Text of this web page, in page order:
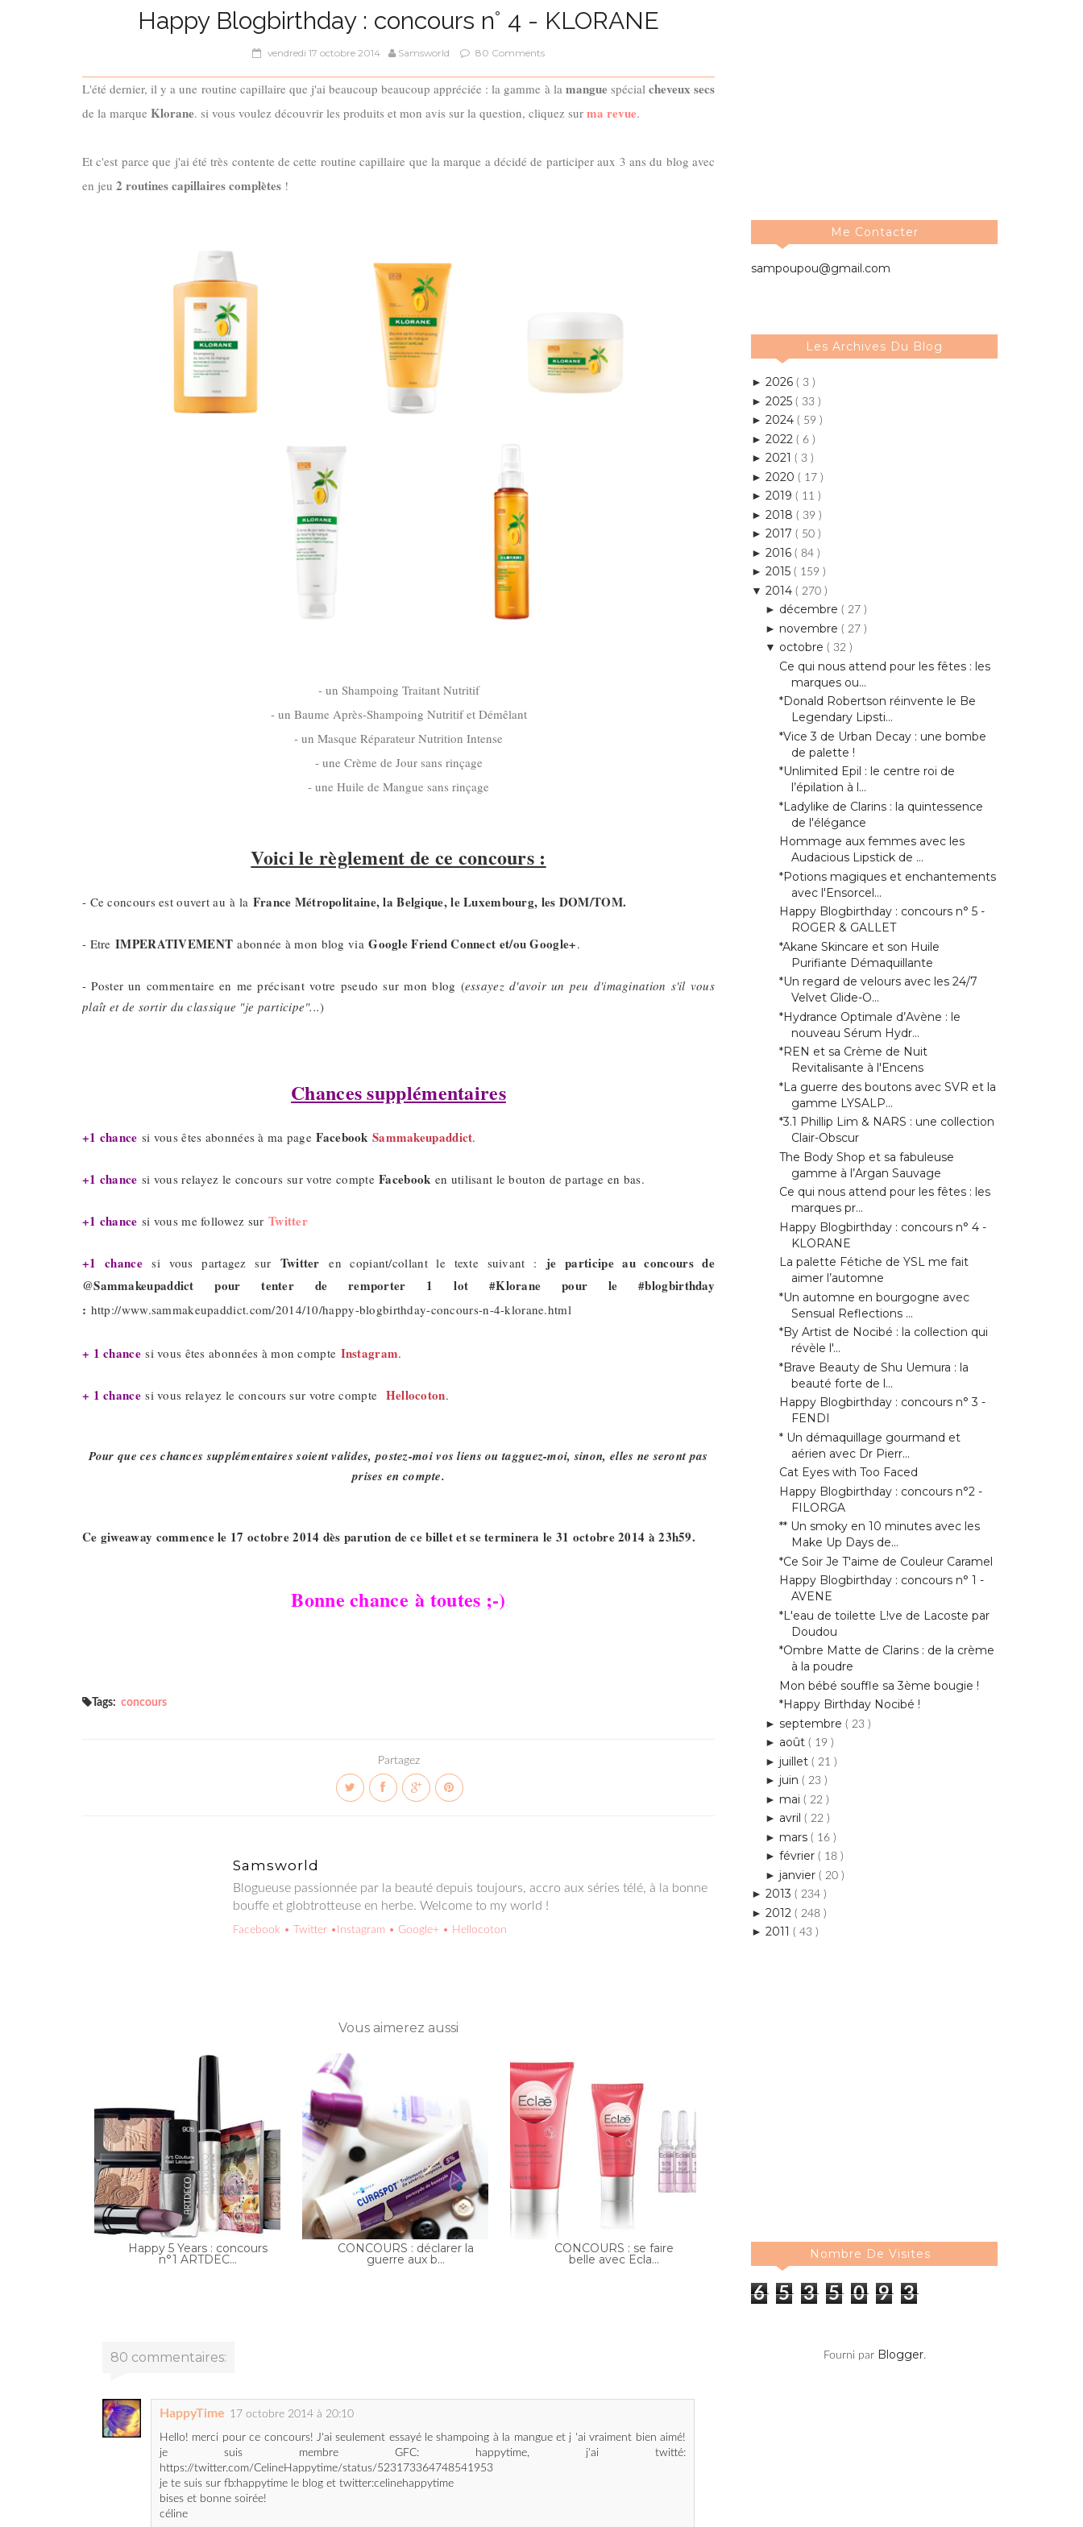
Happy Blogbirthday : concours n° 4 - KLORANE
vendredi 17 octobre 2014 Samsworld 80 Comments
L'été dernier, il y a une routine capillaire que j'ai beaucoup beaucoup appréciée : la gamme à lamangue spécial cheveux secs
de la marque Klorane. si vous voulez découvrir les produits et mon avis sur la question, cliquez sur ma revue.
Et c'est parce que j'ai été très contente de cette routine capillaire que la marque a décidé de participer aux 3 ans du blog avec
en jeu 2 routines capillaires complètes !
- un Shampoing Traitant Nutritif
- un Baume Après-Shampoing Nutritif et Démêlant
- un Masque Réparateur Nutrition Intense
- une Crème de Jour sans rinçage
- une Huile de Mangue sans rinçage
Voici le règlement de ce concours :
- Ce concours est ouvert au à la France Métropolitaine, la Belgique, le Luxembourg, les DOM/TOM.
- EtreIMPERATIVEMENT abonnée à mon blog viaGoogle Friend Connect et/ou Google+.
- Poster un commentaire en me précisant votre pseudo sur mon blog (essayez d'avoir un peu d'imagination s'il vous
plaît et de sortir du classique "je participe"...)
Chances supplémentaires
+1 chance si vous êtes abonnées à ma pageFacebook Sammakeupaddict.
+1 chance si vous relayez le concours sur votre compteFacebook en utilisant le bouton de partage en bas.
+1 chance si vous me followez sur Twitter
+1 chancesi vous partagez sur Twitter en copiant/collant le texte suivant : je participe au concours de
@Sammakeupaddict pour tenter de remporter 1 lot #Klorane pour le #blogbirthday
: http://www.sammakeupaddict.com/2014/10/happy-blogbirthday-concours-n-4-klorane.html
+ 1 chancesi vous êtes abonnées à mon compte Instagram.
+ 1 chancesi vous relayez le concours sur votre compte Hellocoton.
Pour que ces chances supplémentaires soient valides, postez-moi vos liens ou tagguez-moi, sinon, elles ne seront pas
prises en compte.
Ce giweaway commence le 17 octobre 2014 dès parution de ce billet et se terminera le 31 octobre 2014 à 23h59.
Bonne chance à toutes ;-)
Tags: concours
Partagez
Samsworld
Blogueuse passionnée par la beauté depuis toujours, accro aux séries télé, à la bonne
bouffe et globtrotteuse en herbe. Welcome to my world !
Facebook • Twitter •Instagram • Google+ • Hellocoton
Vous aimerez aussi
Happy 5 Years : concours
n°1 ARTDEC...
CONCOURS : déclarer la
guerre aux b...
CONCOURS : se faire
belle avec Ecla...
80 commentaires:
HappyTime 17 octobre 2014 à 20:10
Hello! merci pour ce concours! J'ai seulement essayé le shampoing à la mangue et j 'ai vraiment bien aimé!
je suis membre GFC: happytime, j'ai twitté:
https://twitter.com/CelineHappytime/status/523173364748541953
je te suis sur fb:happytime le blog et twitter:celinehappytime
bises et bonne soirée!
céline
Me Contacter
sampoupou@gmail.com
Les Archives Du Blog
► 2026 ( 3 )
► 2025 ( 33 )
► 2024 ( 59 )
► 2022 ( 6 )
► 2021 ( 3 )
► 2020 ( 17 )
► 2019 ( 11 )
► 2018 ( 39 )
► 2017 ( 50 )
► 2016 ( 84 )
► 2015 ( 159 )
▼ 2014 ( 270 )
► décembre ( 27 )
► novembre ( 27 )
▼ octobre ( 32 )
Ce qui nous attend pour les fêtes : les
marques ou...
*Donald Robertson réinvente le Be
Legendary Lipsti...
*Vice 3 de Urban Decay : une bombe
de palette !
*Unlimited Epil : le centre roi de
l’épilation à l...
*Ladylike de Clarins : la quintessence
de l'élégance
Hommage aux femmes avec les
Audacious Lipstick de ...
*Potions magiques et enchantements
avec l'Ensorcel...
Happy Blogbirthday : concours n° 5 -
ROGER & GALLET
*Akane Skincare et son Huile
Purifiante Démaquillante
*Un regard de velours avec les 24/7
Velvet Glide-O...
*Hydrance Optimale d’Avène : le
nouveau Sérum Hydr...
*REN et sa Crème de Nuit
Revitalisante à l'Encens
*La guerre des boutons avec SVR et la
gamme LYSALP...
*3.1 Phillip Lim & NARS : une collection
Clair-Obscur
The Body Shop et sa fabuleuse
gamme à l’Argan Sauvage
Ce qui nous attend pour les fêtes : les
marques pr...
Happy Blogbirthday : concours n° 4 -
KLORANE
La palette Fétiche de YSL me fait
aimer l’automne
*Un automne en bourgogne avec
Sensual Reflections ...
*By Artist de Nocibé : la collection qui
révèle l'...
*Brave Beauty de Shu Uemura : la
beauté forte de l...
Happy Blogbirthday : concours n° 3 -
FENDI
* Un démaquillage gourmand et
aérien avec Dr Pierr...
Cat Eyes with Too Faced
Happy Blogbirthday : concours n°2 -
FILORGA
** Un smoky en 10 minutes avec les
Make Up Days de...
*Ce Soir Je T'aime de Couleur Caramel
Happy Blogbirthday : concours n° 1 -
AVENE
*L'eau de toilette L!ve de Lacoste par
Doudou
*Ombre Matte de Clarins : de la crème
à la poudre
Mon bébé souffle sa 3ème bougie !
*Happy Birthday Nocibé !
► septembre ( 23 )
► août ( 19 )
► juillet ( 21 )
► juin ( 23 )
► mai ( 22 )
► avril ( 22 )
► mars ( 16 )
► février ( 18 )
► janvier ( 20 )
► 2013 ( 234 )
► 2012 ( 248 )
► 2011 ( 43 )
Nombre De Visites
6 5 3 5 0 9 3
Fourni par Blogger.